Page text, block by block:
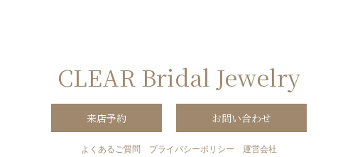
CLEAR Bridal Jewelry
来店予約 お問い合わせ
よくあるご質問 プライバシーポリシー 運営会社